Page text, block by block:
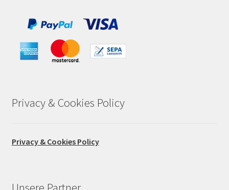
Privacy & Cookies Policy
Privacy & Cookies Policy